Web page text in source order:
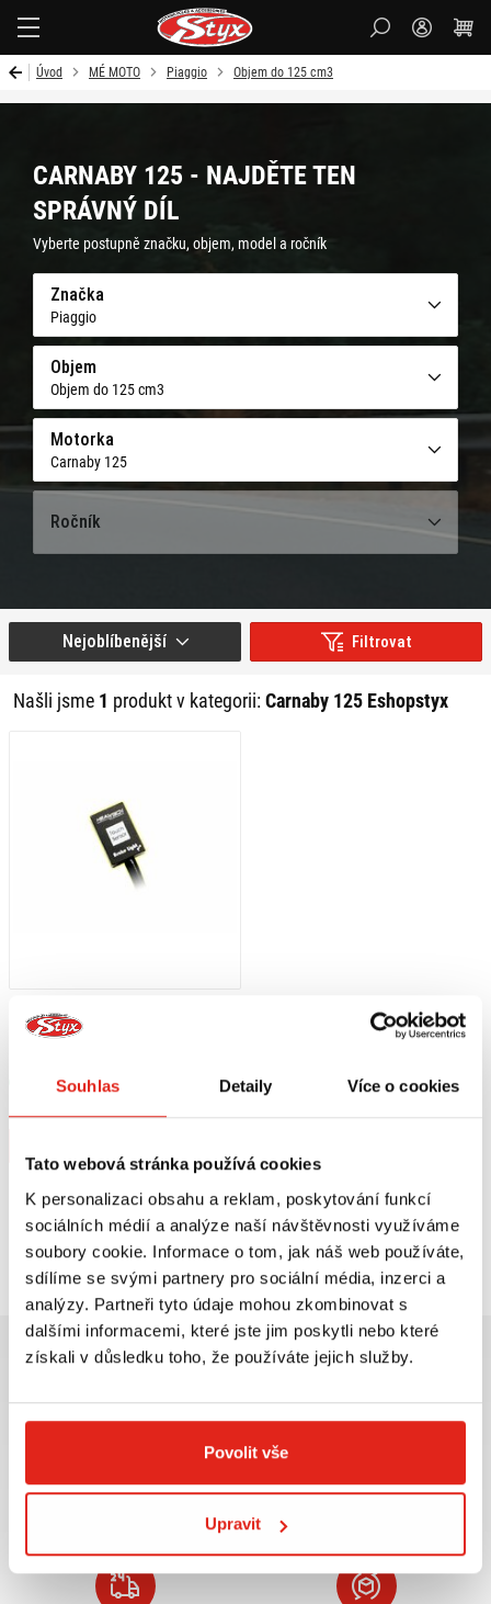
Souhlas Detaily Více o cookies
Tato webová stránka používá cookies
K personalizaci obsahu a reklam, poskytování funkcí
sociálních médií a analýze naší návštěvnosti využíváme
soubory cookie. Informace o tom, jak náš web používáte,
sdílíme se svými partnery pro sociální média, inzerci a
analýzy. Partneři tyto údaje mohou zkombinovat s
dalšími informacemi, které jste jim poskytli nebo které
získali v důsledku toho, že používáte jejich služby.
Povolit vše
Upravit
Úvod MÉ MOTO Piaggio Objem do 125 cm3
CARNABY 125 - NAJDĚTE TEN
SPRÁVNÝ DÍL
Vyberte postupně značku, objem, model a ročník
Značka
Piaggio
Objem
Objem do 125 cm3
Motorka
Carnaby 125
Ročník
Filtrovat
Našli jsme 1 produkt v kategorii:Carnaby 125 Eshopstyx
Nejoblíbenější
1 209 Kč
HEALTECH MODUL BRZDOVÉHO
Skladem
Prohlédli jste si1z 1produktů
odběru
rámci ČR